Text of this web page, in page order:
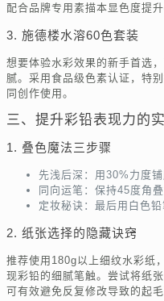
配合品牌专用素描本显色度提升
3. 施德楼水溶60色套装
想要体验水彩效果的新手首选
腻。采用食品级色素认证，特
同创作使用。
三、提升彩铅表现力的
1. 叠色魔法三步骤
先浅后深：用30%力度
同向运笔：保持45度角
定妆秘诀：最后用白色
2. 纸张选择的隐藏诀窍
推荐使用180g以上细纹水彩纸
现彩铅的细腻笔触。尝试将纸
可有效避免反复修改导致的起毛